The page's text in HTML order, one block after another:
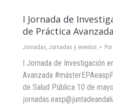
I Jornada de
de Práctica Avanzada
Jornadas, Jornadas y eventos Por
I Jornada de Investigación
Avanzada
de Salud Pública 10 de